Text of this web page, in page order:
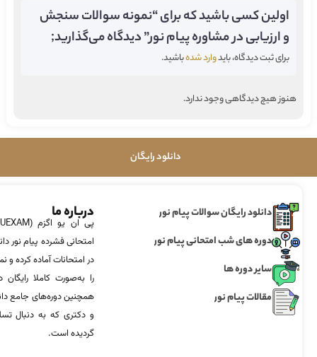
اولین کسی باشید که برای “نمونه سوالات سنجش
و ارزیابی در مشاوره پیام نور” دیدگاه می‌گذارید;
برای ثبت دیدگاه، بایدوارد شدهباشید.
هنوز هیچ دیدگاهی وجود ندارد.
دانلود رایگان
دانلود رایگان سوالات پیام نور
دوره های شب امتحانی پیام نور
سایر دوره ها
مقالات پیام نور
درباره ما
امتحانی فشرده پیام نور
در امتحانات آماده‌ کرده
را به‌صورت کاملا
همچنین دوره‌های جامع
و دکتری که به دنبال
گردیده است.